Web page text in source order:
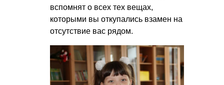
вспомнят о всех тех вещах,
которыми вы откупались взамен на
отсутствие вас рядом.